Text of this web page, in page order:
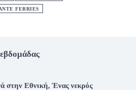
FERRIES
στην Εθνική, Ένας νεκρός